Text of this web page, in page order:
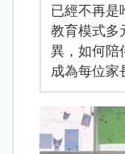
已經不再是
教育模式多
異，如何陪
成為每位家